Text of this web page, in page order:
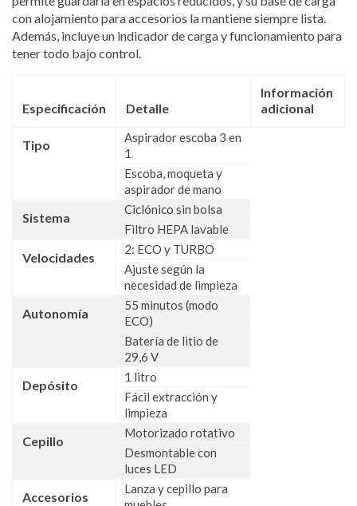
con alojamiento para accesorios la mantiene siempre lista.
Además, incluye un indicador de carga y funcionamiento para
tener todo bajo control.
Especificación Detalle
Información
adicional
Tipo
Aspirador escoba 3 en
1
Escoba, moqueta y
aspirador de mano
Sistema
Ciclónico sin bolsa
Filtro HEPA lavable
Velocidades
2: ECO y TURBO
Ajuste según la
necesidad de limpieza
Autonomía
55 minutos (modo
ECO)
Batería de litio de
29,6 V
Depósito
1 litro
Fácil extracción y
limpieza
Cepillo
Motorizado rotativo
Desmontable con
luces LED
Accesorios
Lanza y cepillo para